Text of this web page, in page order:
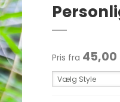
Pris fra 45,00
Vælg Style